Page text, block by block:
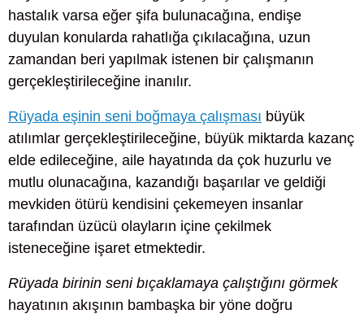
hastalık varsa eğer şifa bulunacağına, endişe
duyulan konularda rahatlığa çıkılacağına, uzun
zamandan beri yapılmak istenen bir çalışmanın
gerçekleştirileceğine inanılır.
Rüyada eşinin seni boğmaya çalışması büyük
atılımlar gerçekleştirileceğine, büyük miktarda kazanç
elde edileceğine, aile hayatında da çok huzurlu ve
mutlu olunacağına, kazandığı başarılar ve geldiği
mevkiden ötürü kendisini çekemeyen insanlar
tarafından üzücü olayların içine çekilmek
isteneceğine işaret etmektedir.
Rüyada birinin seni bıçaklamaya çalıştığını görmek
hayatının akışının bambaşka bir yöne doğru